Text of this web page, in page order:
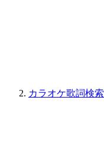
カラオケ歌詞検索